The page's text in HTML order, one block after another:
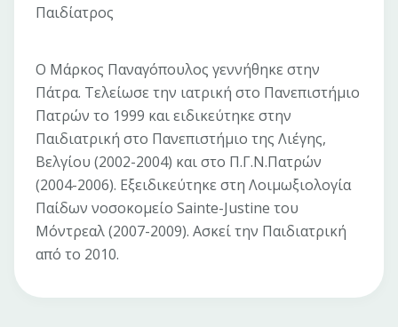
Παιδίατρος
Ο Μάρκος Παναγόπουλος γεννήθηκε στην
Πάτρα. Τελείωσε την ιατρική στο Πανεπιστήμιο
Πατρών το 1999 και ειδικεύτηκε στην
Παιδιατρική στο Πανεπιστήμιο της Λιέγης,
Βελγίου (2002-2004) και στο Π.Γ.Ν.Πατρών
(2004-2006). Εξειδικεύτηκε στη Λοιμωξιολογία
Παίδων νοσοκομείο Sainte-Justine του
Μόντρεαλ (2007-2009). Ασκεί την Παιδιατρική
από το 2010.